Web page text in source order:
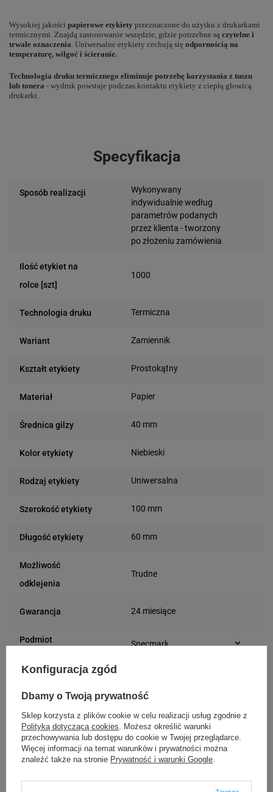
Wysokiej jakości papierowe etykiety przeznaczone do użytku z drukarkami
termicznymi. Znajdą zastosowanie wszędzie, gdzie potrzebne są czytelne i
trwałe oznaczenia . Uniwersalne etykiety cechują się odpornością na
temperaturę, wilgoć i ścieranie.
Technologia druku termicznego eliminuje potrzebę korzystania z tuszu
lub tonera - wydruk powstaje podczas kontaktu etykiety z ciepłą głowicą
drukarki.
Specyfikacja
Sposób realizacji
Wykonywany
indywidualnie według
parametrów podanych
przez klienta - tworzony
po złożeniu zamówienia
Ilość etykiet na
rolce [szt]
1000
Technologia druku Termiczna
Wariant Zamiennik
Kształt etykiety Prostokątny
Materiał Papier
Średnica gilzy 40 mm
Kolor etykiety Niebieski
Rodzaj etykiety Uniwersalna
Szerokość etykiety 100 mm
Długość etykiety 60 mm
Możliwość
odklejenia
Trudne
Gwarancja 24 miesiące
Podmiot
Specmark
e-mail: gspr@ptmb.pl
odpowiedzialne
Specmark
Bielska 210
43-400 Cieszyn (Polska)
telefon: 730811399
e-mail: gspr@ptmb.pl
Kompatybilne urządzenia
Konfiguracja zgód
Dbamy o Twoją prywatność
Sklep korzysta z plików cookie w celu realizacji usług zgodnie z
Polityką dotyczącą cookies . Możesz określić warunki
przechowywania lub dostępu do cookie w Twojej przeglądarce.
Więcej informacji na temat warunków i prywatności można
znaleźć także na stronie Prywatność i warunki Google